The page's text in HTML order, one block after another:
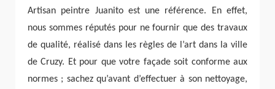
Artisan peintre Juanito est une référence. En effet,
nous sommes réputés pour ne fournir que des travaux
de qualité, réalisé dans les règles de l’art dans la ville
de Cruzy. Et pour que votre façade soit conforme aux
normes ; sachez qu’avant d’effectuer à son nettoyage,